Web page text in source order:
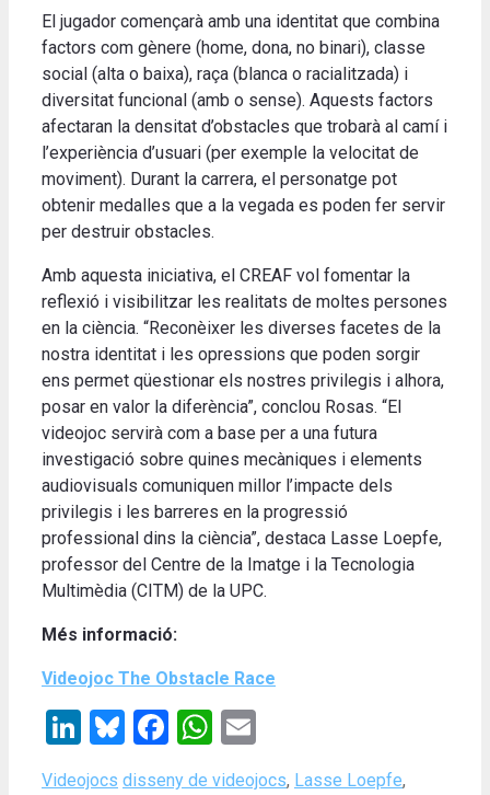
El jugador començarà amb una identitat que combina
factors com gènere (home, dona, no binari), classe
social (alta o baixa), raça (blanca o racialitzada) i
diversitat funcional (amb o sense). Aquests factors
afectaran la densitat d’obstacles que trobarà al camí i
l’experiència d’usuari (per exemple la velocitat de
moviment). Durant la carrera, el personatge pot
obtenir medalles que a la vegada es poden fer servir
per destruir obstacles.
Amb aquesta iniciativa, el CREAF vol fomentar la
reflexió i visibilitzar les realitats de moltes persones
en la ciència. “Reconèixer les diverses facetes de la
nostra identitat i les opressions que poden sorgir
ens permet qüestionar els nostres privilegis i alhora,
posar en valor la diferència”, conclou Rosas. “El
videojoc servirà com a base per a una futura
investigació sobre quines mecàniques i elements
audiovisuals comuniquen millor l’impacte dels
privilegis i les barreres en la progressió
professional dins la ciència”, destaca Lasse Loepfe,
professor del Centre de la Imatge i la Tecnologia
Multimèdia (CITM) de la UPC.
Més informació:
Videojoc The Obstacle Race
LinkedIn
Bluesky
Facebook
WhatsApp
Categories
Videojocs Tags
disseny de videojocs, Lasse Loepfe,